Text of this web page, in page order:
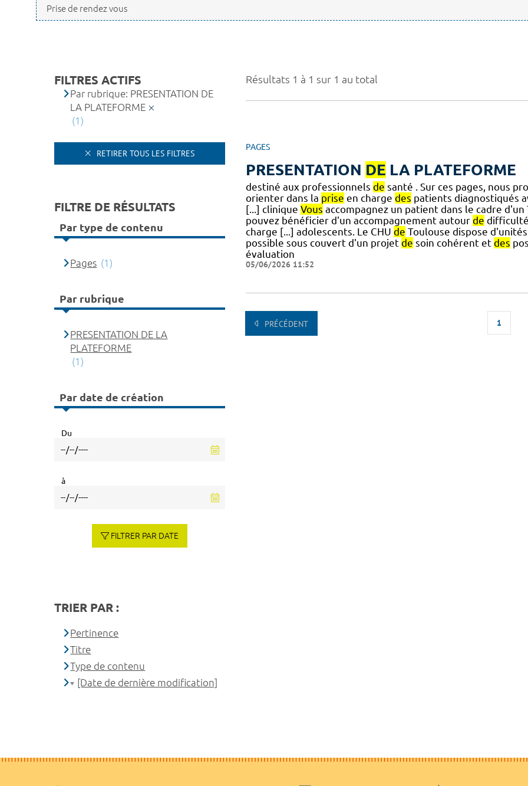
Résultats 1 à 1 sur 1 au total
PAGES
PRESENTATION DE LA PLATEFORME
destiné aux professionnels de santé . Sur ces pages, nous
orienter dans la prise en charge des patients diagnostiqués
[...] clinique Vous accompagnez un patient dans le cadre d'un
pouvez bénéficier d'un accompagnement autour de
charge [...] adolescents. Le CHU de Toulouse dispose
possible sous couvert d'un projet de soin cohérent et des
évaluation
05/06/2026 11:52
PRÉCÉDENT 1
FILTRES ACTIFS
Par rubrique: PRESENTATION DE
LA PLATEFORME
(1)
RETIRER TOUS LES FILTRES
FILTRE DE RÉSULTATS
Par type de contenu
Pages (1)
Par rubrique
PRESENTATION DE LA
PLATEFORME
(1)
Par date de création
Du
à
FILTRER PAR DATE
TRIER PAR :
Pertinence
Titre
Type de contenu
[Date de dernière modification]